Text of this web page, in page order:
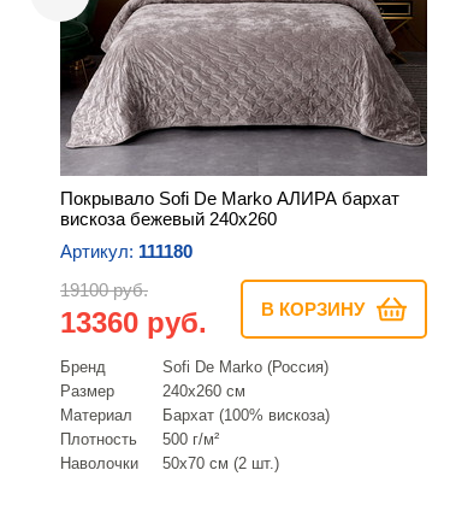
Покрывало Sofi De Marko АЛИРА бархат
вискоза бежевый 240х260
Артикул: 111180
19100 руб.
13360 руб. В КОРЗИНУ
Бренд
Sofi De Marko (Россия)
Размер
240х260 см
Материал
Бархат (100% вискоза)
Плотность
500 г/м²
Наволочки
50х70 см (2 шт.)